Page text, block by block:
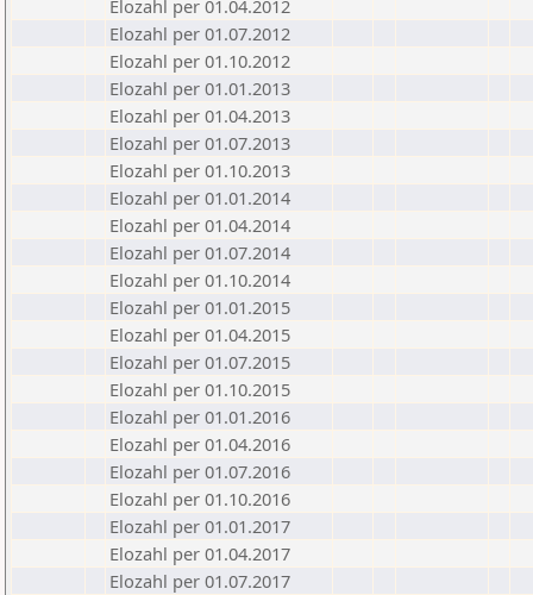
Elozahl per 01.04.2012
Elozahl per 01.07.2012
Elozahl per 01.10.2012
Elozahl per 01.01.2013
Elozahl per 01.04.2013
Elozahl per 01.07.2013
Elozahl per 01.10.2013
Elozahl per 01.01.2014
Elozahl per 01.04.2014
Elozahl per 01.07.2014
Elozahl per 01.10.2014
Elozahl per 01.01.2015
Elozahl per 01.04.2015
Elozahl per 01.07.2015
Elozahl per 01.10.2015
Elozahl per 01.01.2016
Elozahl per 01.04.2016
Elozahl per 01.07.2016
Elozahl per 01.10.2016
Elozahl per 01.01.2017
Elozahl per 01.04.2017
Elozahl per 01.07.2017